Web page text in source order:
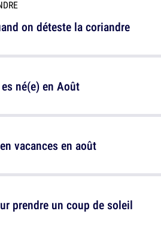
né(e) en Août
prendre un coup de soleil
on déteste la coriandre
vacances en août